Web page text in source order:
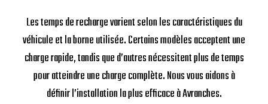
Les temps de recharge varient selon les caractéristiques du
véhicule et la borne utilisée. Certains modèles acceptent une
charge rapide, tandis que d’autres nécessitent plus de temps
pour atteindre une charge complète. Nous vous aidons à
définir l’installation la plus efficace à Avranches.